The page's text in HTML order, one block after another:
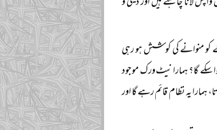
کے انگریزی تعلیم کے فارمولے کو منوانے کی کوشش ہو رہی
گا؟ ہمارا نیٹ ورک موجود
نہیں لے جایا جاتا، ہمارا یہ نظام قائم رہے گا اور